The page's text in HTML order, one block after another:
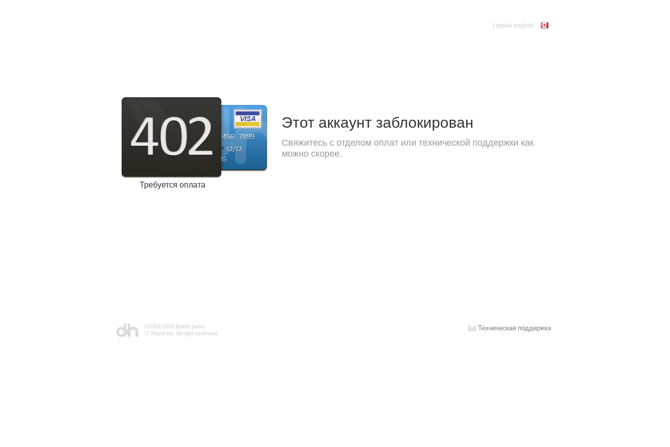
I speak english
Требуется оплата
Этот аккаунт заблокирован
Свяжитесь с отделом оплат или технической поддержки как
можно скорее.
Техническая поддержка
©2004-2026 Robin panel
IT Patrol inc. All right reserved.